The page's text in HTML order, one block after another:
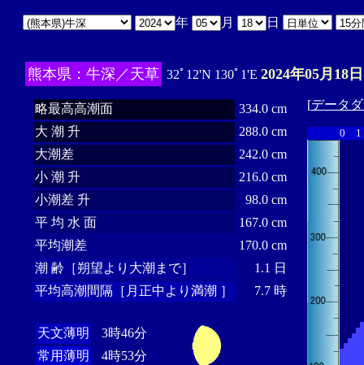
年 月 日
熊本県：牛深／天草 32ﾟ12'N 130ﾟ1'E 2024年05月18
略最高高潮面
334.0 cm
大 潮 升
288.0 cm
大潮差
242.0 cm
小 潮 升
216.0 cm
小潮差 升
98.0 cm
平 均 水 面
167.0 cm
平均潮差
170.0 cm
潮 齢［朔望より大潮まで］
1.1 日
平均高潮間隔［月正中より満潮 ］
7.7 時
天文薄明
3時46分
常用薄明
4時53分
[データ
0 1